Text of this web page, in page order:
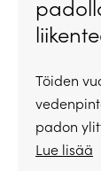
Töiden
padon
Lue lisää